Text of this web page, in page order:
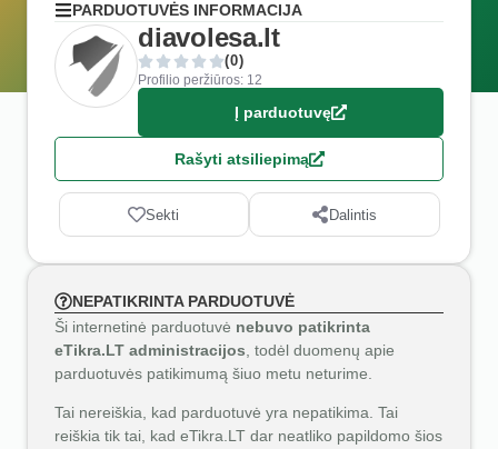
PARDUOTUVĖS INFORMACIJA
diavolesa.lt
(0)
Profilio peržiūros: 12
Į parduotuvę
Rašyti atsiliepimą
Sekti Dalintis
NEPATIKRINTA PARDUOTUVĖ
Ši internetinė parduotuvė nebuvo patikrinta
eTikra.LT administracijos , todėl duomenų apie
parduotuvės patikimumą šiuo metu neturime.
Tai nereiškia, kad parduotuvė yra nepatikima. Tai
reiškia tik tai, kad eTikra.LT dar neatliko papildomo šios